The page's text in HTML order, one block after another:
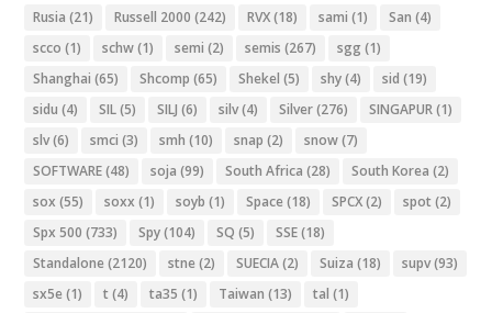
Rusia (21) Russell 2000 (242) RVX(18) sami (1) San (4)
scco (1) schw(1) semi (2) semis (267) sgg (1)
Shanghai (65) Shcomp (65) Shekel (5) shy(4) sid (19)
sidu (4) SIL(5) SILJ (6) silv(4) Silver(276) SINGAPUR(1)
slv(6) smci (3) smh (10) snap (2) snow(7)
SOFTWARE(48) soja (99) South Africa (28) South Korea (2)
sox (55) soxx (1) soyb (1) Space (18) SPCX(2) spot (2)
Spx 500 (733) Spy(104) SQ (5) SSE(18)
Standalone (2120) stne (2) SUECIA(2) Suiza (18) supv(93)
sx5e (1) t (4) ta35 (1) Taiwan (13) tal (1)